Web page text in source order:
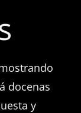
docenas
y